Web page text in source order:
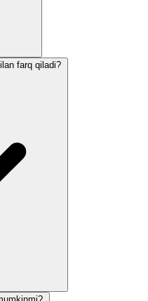
farq qiladi?